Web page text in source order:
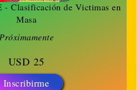
- Clasificación de Victimas en
Masa
USD 25
Inscribirme